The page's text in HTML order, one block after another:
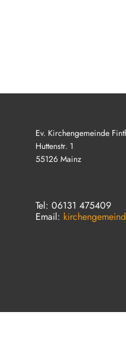
Ev. Kirchengemeinde
Huttenstr. 1
55126 Mainz
Tel: 06131 475409
Email: